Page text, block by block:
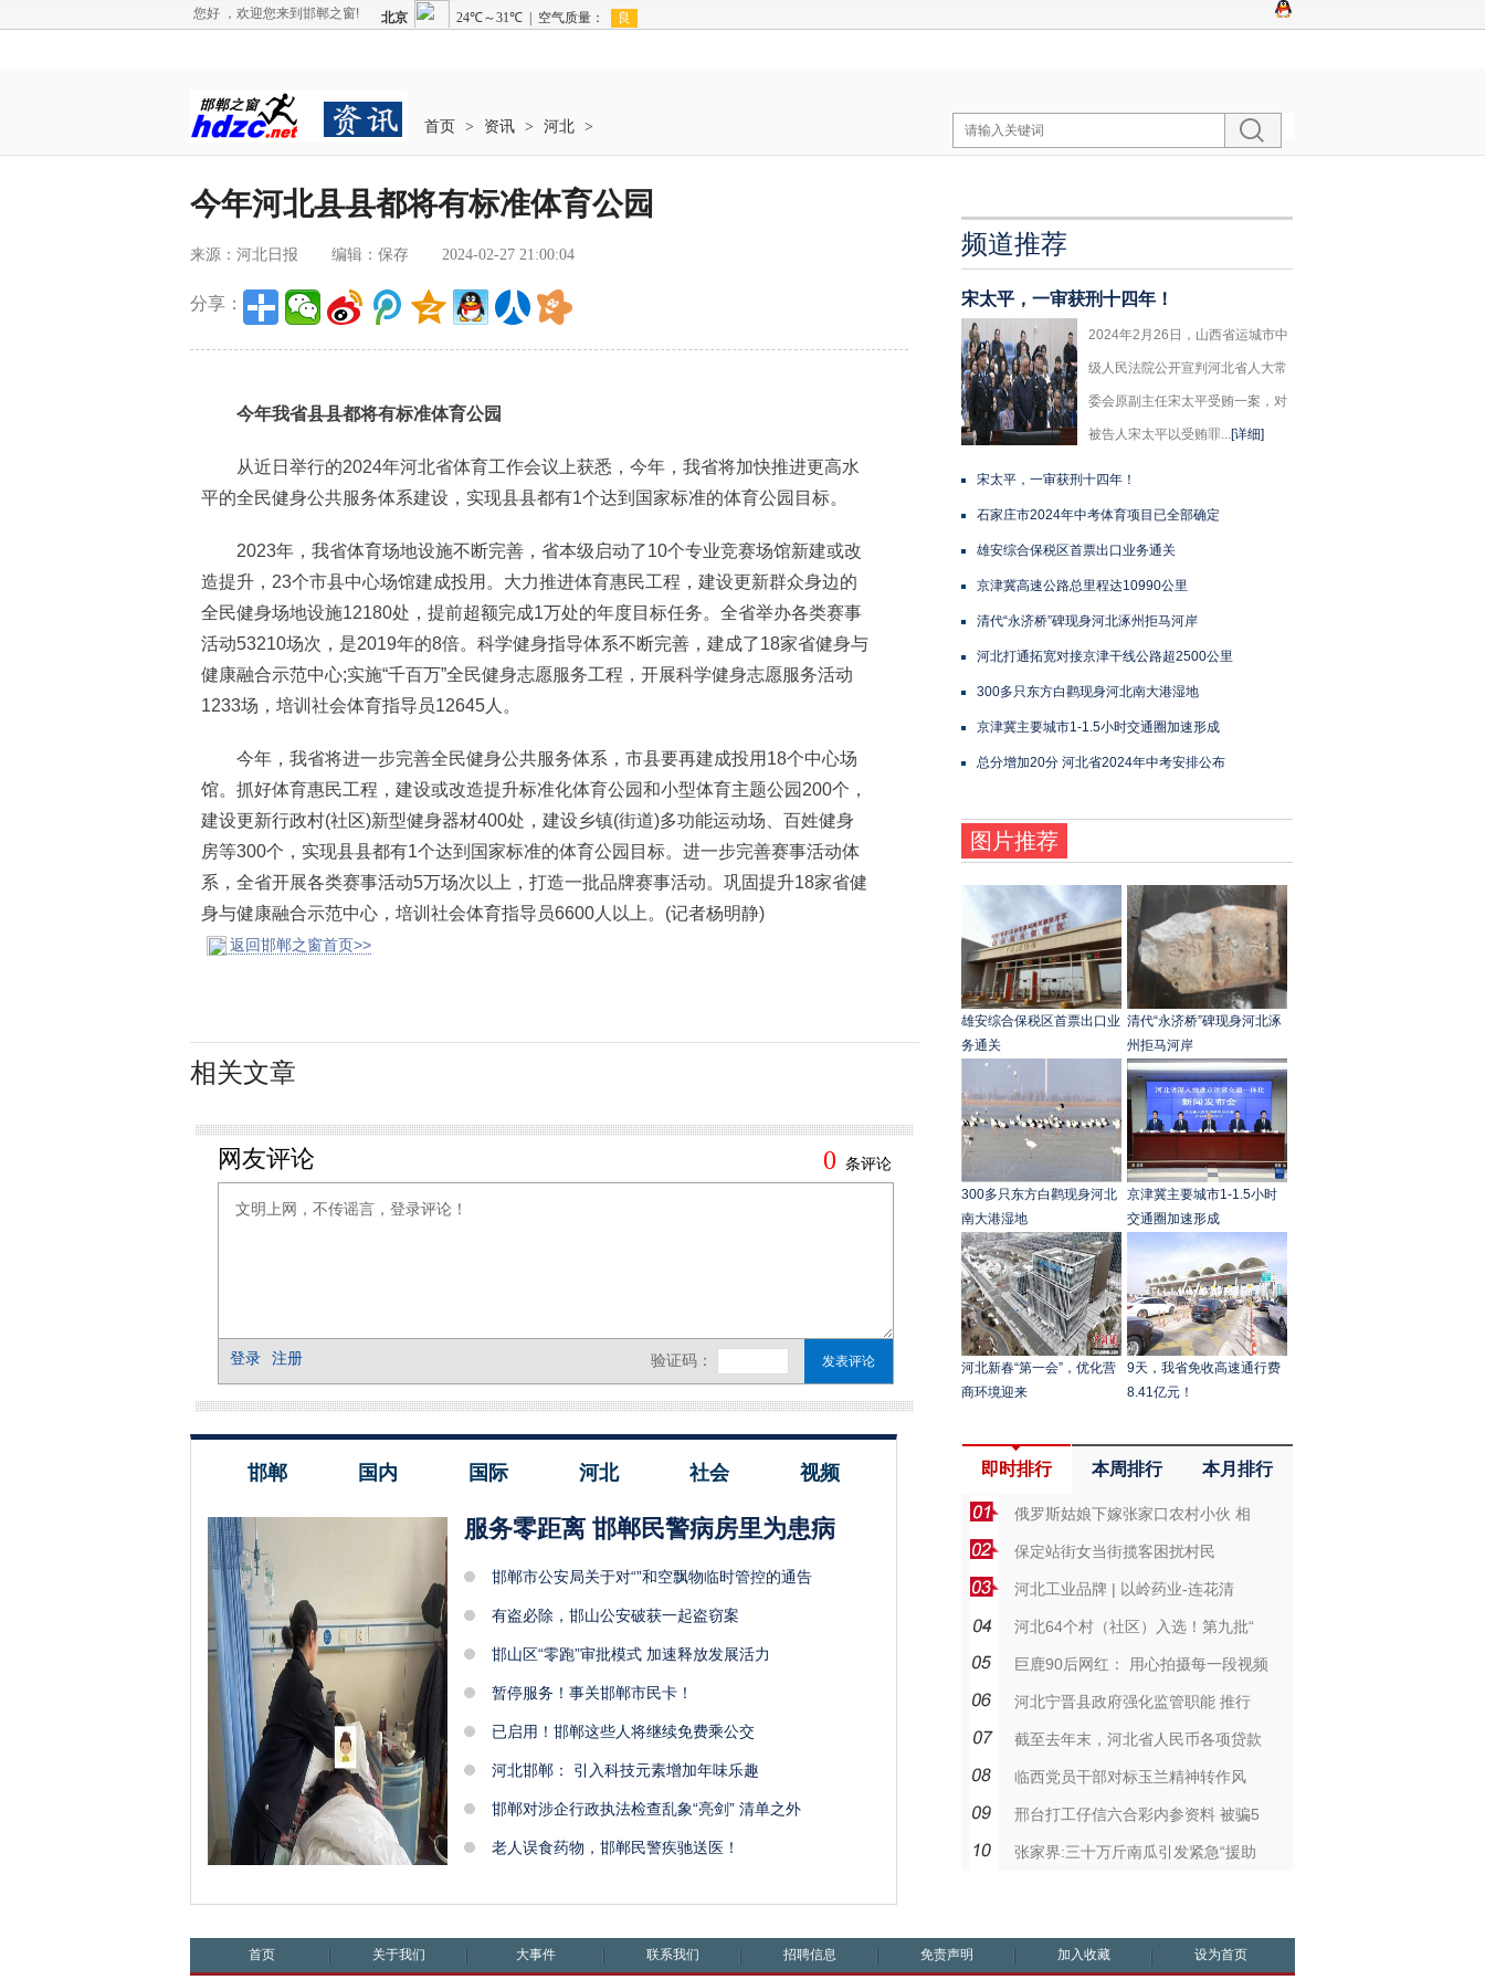
您好 ，欢迎您来到邯郸之窗!
首页 > 资讯 > 河北 >
今年河北县县都将有标准体育公园
来源：河北日报 编辑：保存 2024-02-27 21:00:04
分享：
今年我省县县都将有标准体育公园
从近日举行的2024年河北省体育工作会议上获悉，今年，我省将加快推进更高水
平的全民健身公共服务体系建设，实现县县都有1个达到国家标准的体育公园目标。
2023年，我省体育场地设施不断完善，省本级启动了10个专业竞赛场馆新建或改
造提升，23个市县中心场馆建成投用。大力推进体育惠民工程，建设更新群众身边的
全民健身场地设施12180处，提前超额完成1万处的年度目标任务。全省举办各类赛事
活动53210场次，是2019年的8倍。科学健身指导体系不断完善，建成了18家省健身与
健康融合示范中心;实施“千百万”全民健身志愿服务工程，开展科学健身志愿服务活动
1233场，培训社会体育指导员12645人。
今年，我省将进一步完善全民健身公共服务体系，市县要再建成投用18个中心场
馆。抓好体育惠民工程，建设或改造提升标准化体育公园和小型体育主题公园200个，
建设更新行政村(社区)新型健身器材400处，建设乡镇(街道)多功能运动场、百姓健身
房等300个，实现县县都有1个达到国家标准的体育公园目标。进一步完善赛事活动体
系，全省开展各类赛事活动5万场次以上，打造一批品牌赛事活动。巩固提升18家省健
身与健康融合示范中心，培训社会体育指导员6600人以上。(记者杨明静)
返回邯郸之窗首页>>
相关文章
邯郸 国内 国际 河北 社会 视频
服务零距离 邯郸民警病房里为患病
邯郸市公安局关于对“”和空飘物临时管控的通告
有盗必除，邯山公安破获一起盗窃案
邯山区“零跑”审批模式 加速释放发展活力
暂停服务！事关邯郸市民卡！
已启用！邯郸这些人将继续免费乘公交
河北邯郸： 引入科技元素增加年味乐趣
邯郸对涉企行政执法检查乱象“亮剑” 清单之外
老人误食药物，邯郸民警疾驰送医！
频道推荐
宋太平，一审获刑十四年！
2024年2月26日，山西省运城市中
级人民法院公开宣判河北省人大常
委会原副主任宋太平受贿一案，对
被告人宋太平以受贿罪...[详细]
宋太平，一审获刑十四年！
石家庄市2024年中考体育项目已全部确定
雄安综合保税区首票出口业务通关
京津冀高速公路总里程达10990公里
清代“永济桥”碑现身河北涿州拒马河岸
河北打通拓宽对接京津干线公路超2500公里
300多只东方白鹳现身河北南大港湿地
京津冀主要城市1-1.5小时交通圈加速形成
总分增加20分 河北省2024年中考安排公布
图片推荐
雄安综合保税区首票出口业
务通关
清代“永济桥”碑现身河北涿
州拒马河岸
300多只东方白鹳现身河北
南大港湿地
京津冀主要城市1-1.5小时
交通圈加速形成
河北新春“第一会”，优化营
商环境迎来
9天，我省免收高速通行费
8.41亿元！
即时排行 本周排行 本月排行
俄罗斯姑娘下嫁张家口农村小伙 相
保定站街女当街揽客困扰村民
河北工业品牌 | 以岭药业-连花清
河北64个村（社区）入选！第九批“
巨鹿90后网红： 用心拍摄每一段视频
河北宁晋县政府强化监管职能 推行
截至去年末，河北省人民币各项贷款
临西党员干部对标玉兰精神转作风
邢台打工仔信六合彩内参资料 被骗5
张家界:三十万斤南瓜引发紧急“援助
首页 关于我们 大事件 联系我们 招聘信息 免责声明 加入收藏 设为首页